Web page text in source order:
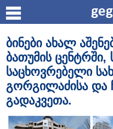
ბინები ახალ
ბათუმის
საცხოვრებელი
გორგილაძისა და
გადაკვეთა.